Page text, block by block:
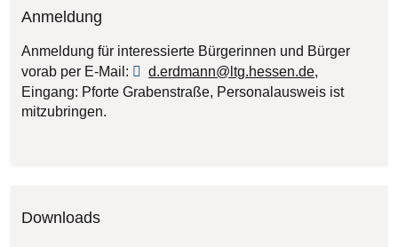
Anmeldung
Anmeldung für interessierte Bürgerinnen und Bürger
vorab per E-Mail:
d.erdmann@ltg.hessen.de,
Eingang: Pforte Grabenstraße, Personalausweis ist
mitzubringen.
Downloads